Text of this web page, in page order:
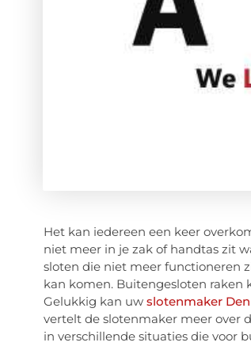
Het kan iedereen een keer
niet meer in je zak of handtas zit
sloten die niet meer functioneren
kan komen. Buitengesloten raken
Gelukkig kan uw slotenmaker
vertelt de slotenmaker meer over
in verschillende situaties die voor